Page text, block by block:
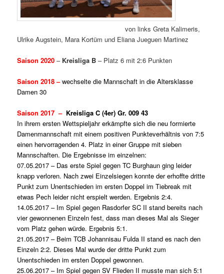
von links Greta Kalimeris,
Ulrike Augstein, Mara Kortüm und Eliana Jueguen Martinez
Saison 2020 – Kreisliga B – Platz 6 mit 2:6 Punkten
Saison 2018 –wechselte die Mannschaft in die Altersklasse
Damen 30
Saison 2017 – Kreisliga C (4er) Gr. 009 43
In ihrem ersten Wettspieljahr erkämpfte sich die neu formierte
Damenmannschaft mit einem positiven Punkteverhältnis von 7:5
einen hervorragenden 4. Platz in einer Gruppe mit sieben
Mannschaften. Die Ergebnisse im einzelnen:
07.05.2017 – Das erste Spiel gegen TC Burghaun ging leider
knapp verloren. Nach zwei Einzelsiegen konnte der erhoffte dritte
Punkt zum Unentschieden im ersten Doppel im Tiebreak mit
etwas Pech leider nicht erspielt werden. Ergebnis 2:4.
14.05.2017 – Im Spiel gegen Rasdorfer SC II stand bereits nach
vier gewonnenen Einzeln fest, dass man dieses Mal als Sieger
vom Platz gehen würde. Ergebnis 5:1.
21.05.2017 – Beim TCB Johannisau Fulda II stand es nach den
Einzeln 2:2. Dieses Mal wurde der dritte Punkt zum
Unentschieden im ersten Doppel gewonnen.
25.06.2017 – Im Spiel gegen SV Flieden II musste man sich 5:1